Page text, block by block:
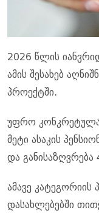
2026 წლის
ამის შესახებ
პროექტში.
უფრო
მეტი ასაკის
და
ამავე კატეგორიის
დასახლებებში